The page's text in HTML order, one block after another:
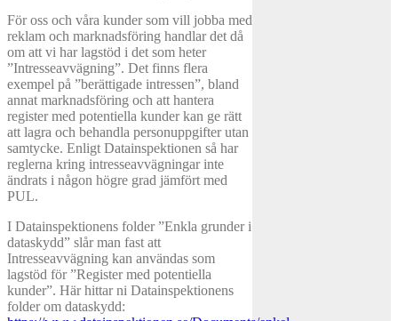
För oss och våra kunder som vill jobba med
reklam och marknadsföring handlar det då
om att vi har lagstöd i det som heter
”Intresseavvägning”. Det finns flera
exempel på ”berättigade intressen”, bland
annat marknadsföring och att hantera
register med potentiella kunder kan ge rätt
att lagra och behandla personuppgifter utan
samtycke. Enligt Datainspektionen så har
reglerna kring intresseavvägningar inte
ändrats i någon högre grad jämfört med
PUL.
I Datainspektionens folder ”Enkla grunder i
dataskydd” slår man fast att
Intresseavvägning kan användas som
lagstöd för ”Register med potentiella
kunder”. Här hittar ni Datainspektionens
folder om dataskydd: